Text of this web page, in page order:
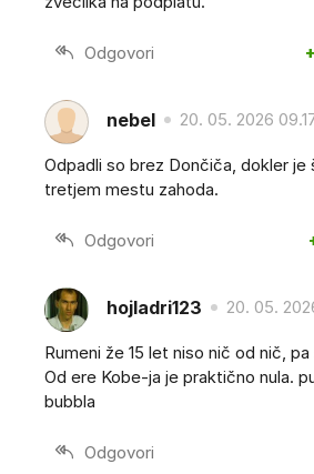
Odgovori
nebel 20. 05. 2026
Odpadli so brez Dončiča, dokler je
tretjem mestu zahoda.
Odgovori
hojladri123 20. 05.
Rumeni že 15 let niso nič od nič,
Od ere Kobe-ja je praktično nula.
bubbla
Odgovori